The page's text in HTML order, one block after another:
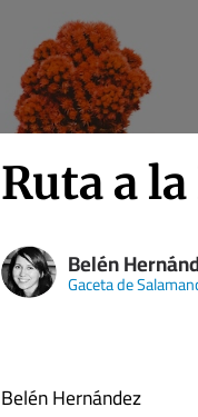
Ruta a
Belén
Gaceta de
Belén Hernández